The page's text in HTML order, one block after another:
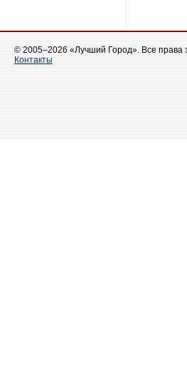
© 2005–2026 «Лучший Город». Все
Контакты